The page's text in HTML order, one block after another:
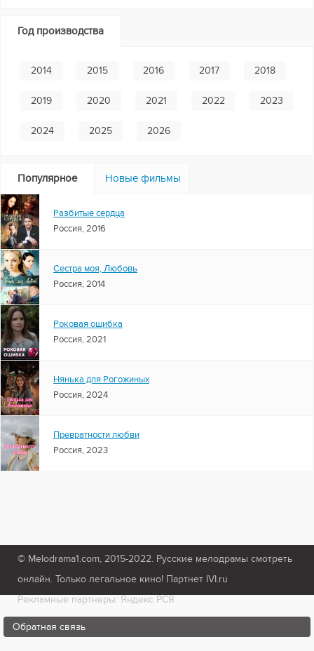
Год производства
2014 2015 2016 2017 2018
2019 2020 2021 2022 2023
2024 2025 2026
Популярное Новые фильмы
Разбитые сердца
Россия, 2016
Сестра моя, Любовь
Россия, 2014
Роковая ошибка
Россия, 2021
Нянька для Рогожиных
Россия, 2024
Превратности любви
Россия, 2023
© Melodrama1.com, 2015-2022. Русские мелодрамы смотреть
онлайн. Только легальное кино! Партнет IVI.ru
Рекламные партнеры: Яндекс РСЯ
Обратная связь